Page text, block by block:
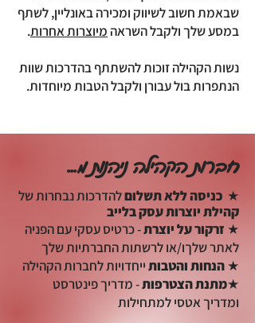
שבאמת חשוב לשיווק ומכירה באונליין, לשתף
במסע שלך ולקבל השראה מיוצרות אחרות.
נשות הקהילה זוכות להשתתף בהדרכות שוות
הנתפרות בול עבורן ולקבל הטבות מיוחדות.
★ כניסה ללא תשלוםלהדרכות נבחרות של
קהילת יוצרות עסק בלייב
★ זרקור על יוצרת- כרטיס עסקי עם הפניה
לאתר שלךו/או לרשתות החברתיות שלך
★הנחות והטבותייחדויות לחברות הקהילה
★מתנת הצטרפות- מדריך פינטרסט
ומדריך אטסי למתחילות
חברות הקהילה ניהנות מ...